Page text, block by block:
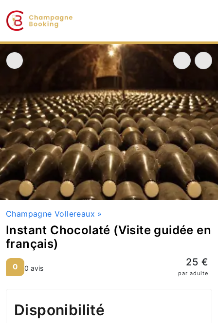
Champagne Vollereaux »
Instant Chocolaté (Visite guidée en
français)
0 0 avis 25 €
par adulte
Disponibilité